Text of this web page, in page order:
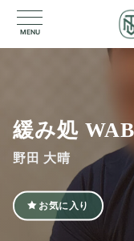
MENU
緩み処
野田 大晴
お気に入り